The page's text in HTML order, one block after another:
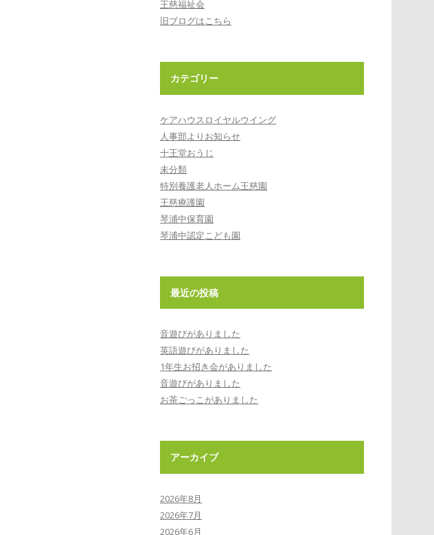
王慈福祉会
旧ブログはこちら
カテゴリー
ケアハウスロイヤルウイング
人事部よりお知らせ
十王堂おうじ
未分類
特別養護老人ホーム王慈園
王慈療護園
琴浦中保育園
琴浦中認定こども園
最近の投稿
音遊びがありました
英語遊びがありました
1年生お招き会がありました
音遊びがありました
お茶ごっこがありました
アーカイブ
2026年8月
2026年7月
2026年6月